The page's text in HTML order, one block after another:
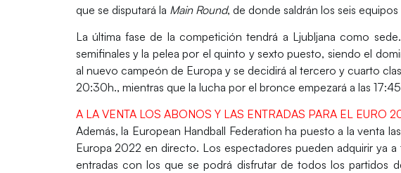
que se disputará la Main Round, de donde saldrán los seis
La última fase de la competición tendrá a Ljubljana como
semifinales y la pelea por el quinto y sexto puesto, siendo el
al nuevo campeón de Europa y se decidirá al tercero y cuarto
20:30h., mientras que la lucha por el bronce empezará a las
A LA VENTA LOS ABONOS Y LAS ENTRADAS PARA EL EURO
Además, la European Handball Federation ha puesto a la venta
Europa 2022 en directo. Los espectadores pueden adquirir ya
entradas con los que se podrá disfrutar de todos los partidos